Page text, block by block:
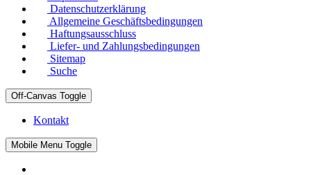
Datenschutzerklärung
Allgemeine Geschäftsbedingungen
Haftungsausschluss
Liefer- und Zahlungsbedingungen
Sitemap
Suche
Off-Canvas Toggle
Kontakt
Mobile Menu Toggle